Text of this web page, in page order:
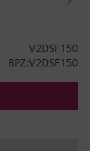
V2DSF150
BPZ:V2DSF150